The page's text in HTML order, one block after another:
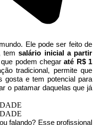
Ele pode ser feito de
temsalário inicial a partir
podem chegaraté R$ 1
tradicional, permite que
gosta e tem potencial para
o patamar daquelas que já
falando? Esse profissional